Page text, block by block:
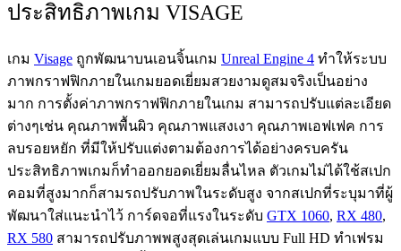
ประสิทธิภาพเกม VISAGE
เกม Visage ถูกพัฒนาบนเอนจิ้นเกม Unreal Engine 4 ทำให้ระบบ
ภาพกราฟฟิกภายในเกมยอดเยี่ยมสวยงามดูสมจริงเป็นอย่าง
มาก การตั้งค่าภาพกราฟฟิกภายในเกม สามารถปรับแต่ละเอียด
ต่างๆเช่น คุณภาพพื้นผิว คุณภาพแสงเงา คุณภาพเอฟเฟค การ
ลบรอยหยัก ที่มีให้ปรับแต่งตามต้องการได้อย่างครบครัน
ประสิทธิภาพเกมก็ทำออกยอดเยี่ยมลื่นไหล ตัวเกมไม่ได้ใช้สเปก
คอมที่สูงมากก็สามรถปรับภาพในระดับสูง จากสเปกที่ระบุมาที่ผู้
พัฒนาใส่แนะนำไว้ การ์ดจอที่แรงในระดับ GTX 1060, RX 480,
RX 580 สามารถปรับภาพพสูงสุดเล่นเกมแบบ Full HD ทำเฟรม